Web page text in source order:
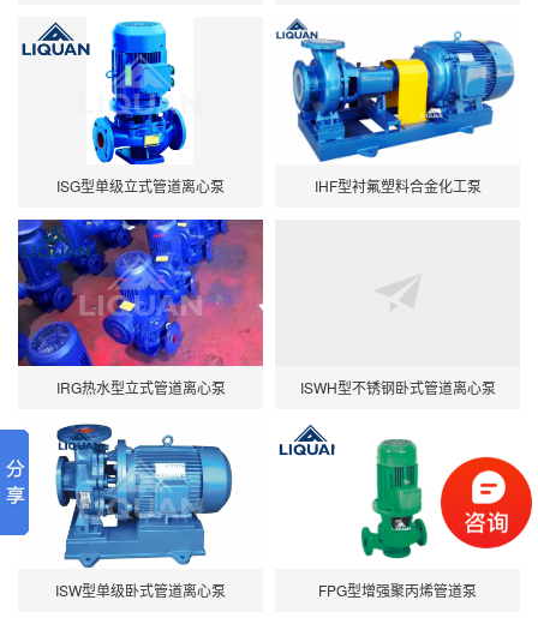
ISG型单级立式管道离心泵 IHF型衬氟塑料合金化工泵
IRG热水型立式管道离心泵 ISWH型不锈钢卧式管道离心泵
ISW型单级卧式管道离心泵 FPG型增强聚丙烯管道泵